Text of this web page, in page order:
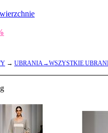
→ UBRANIA→WSZYSTKIE